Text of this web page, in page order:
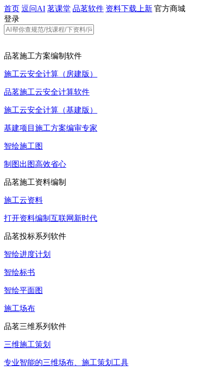
首页 逗问AI 茗课堂 品茗软件 资料下载 上新 官方商城
登录
品茗施工方案编制软件
施工云安全计算（房建版）
品茗施工云安全计算软件
施工云安全计算（基建版）
基建项目施工方案编审专家
智绘施工图
制图出图高效省心
品茗施工资料编制
施工云资料
打开资料编制互联网新时代
品茗投标系列软件
智绘进度计划
智绘标书
智绘平面图
施工场布
品茗三维系列软件
三维施工策划
专业智能的三维场布、施工策划工具